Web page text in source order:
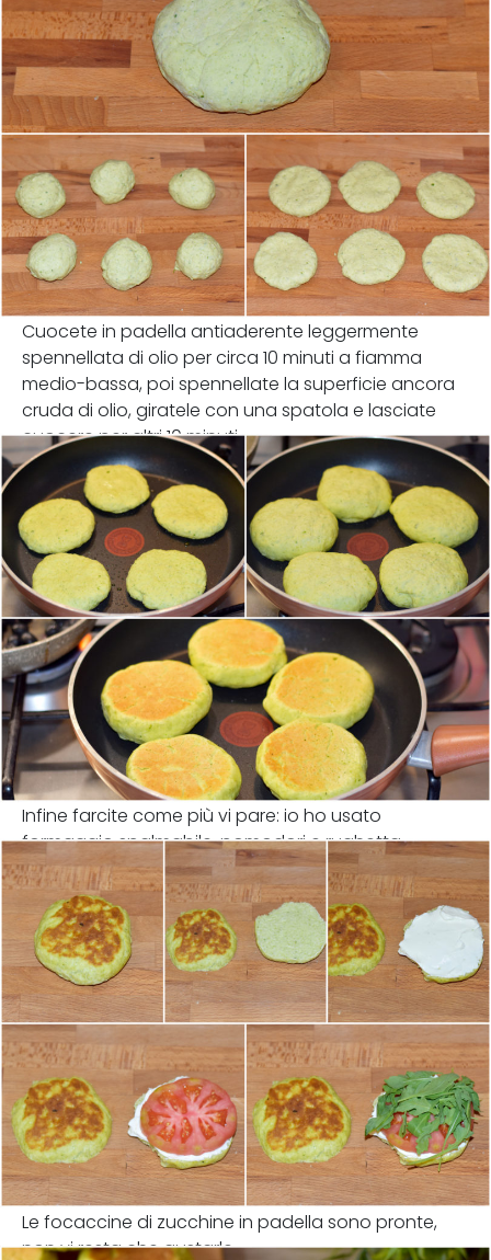
Cuocete in padella antiaderente leggermente
spennellata di olio per circa 10 minuti a fiamma
medio-bassa, poi spennellate la superficie ancora
cruda di olio, giratele con una spatola e lasciate
cuocere per altri 10 minuti.
Infine farcite come più vi pare: io ho usato
formaggio spalmabile, pomodori e rughetta.
Le focaccine di zucchine in padella sono pronte,
non vi resta che gustarle.